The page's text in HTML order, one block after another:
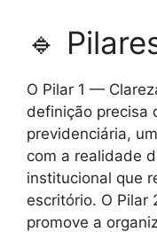
🔹
O Pilar 1 —
definição precisa
previdenciária,
com a realidade
institucional que
escritório. O
promove a